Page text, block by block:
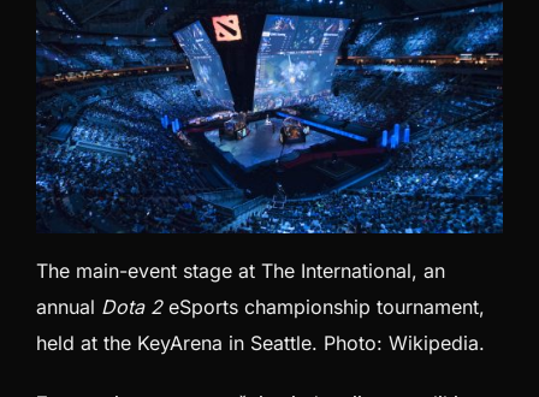
The main-event stage at The International, an
annual Dota 2eSports championship tournament,
held at the KeyArena in Seattle. Photo: Wikipedia.